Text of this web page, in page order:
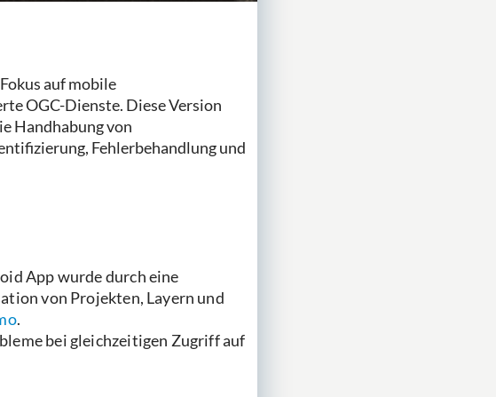
auf mobile
OGC-Dienste. Diese Version
Handhabung von
Fehlerbehandlung und
App wurde durch eine
von Projekten, Layern und
.
bei gleichzeitigen Zugriff auf